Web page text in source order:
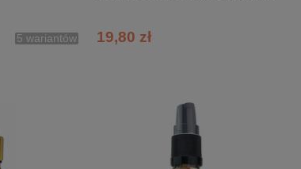
5 wariantów 19,80 zł